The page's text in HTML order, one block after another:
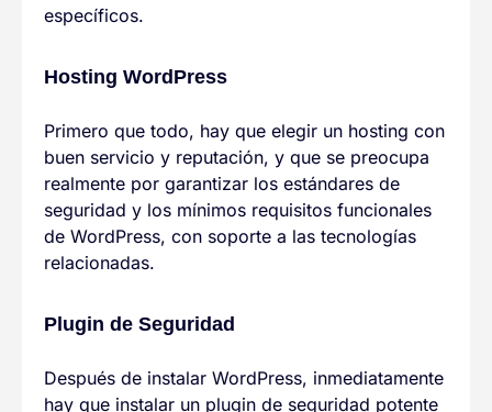
específicos.
Hosting WordPress
Primero que todo, hay que elegir un hosting con
buen servicio y reputación, y que se preocupa
realmente por garantizar los estándares de
seguridad y los mínimos requisitos funcionales
de WordPress, con soporte a las tecnologías
relacionadas.
Plugin de Seguridad
Después de instalar WordPress, inmediatamente
hay que instalar un plugin de seguridad potente